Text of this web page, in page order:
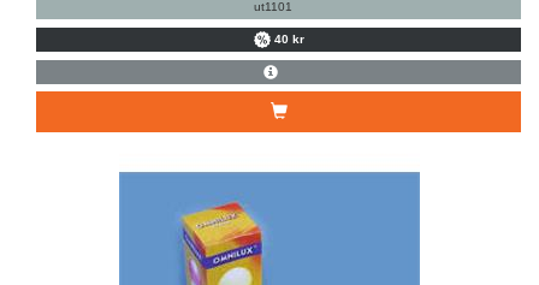
ut1101
40 kr